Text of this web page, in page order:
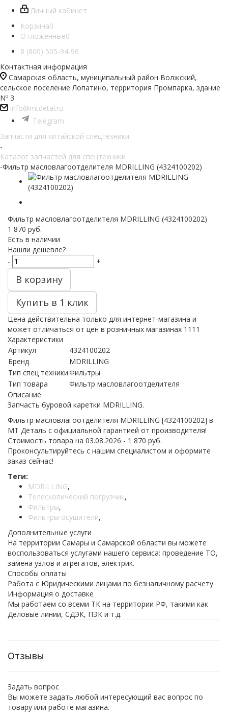
Личный кабинет
Корзина0
Отложенные0
8 (800) 505-94-96
Контактная информация
Самарская область, муниципальный район Волжский,
сельское поселение Лопатино, территория Промпарка, здание
Nº 3
info@mtdetal.ru
Telegram
Запчасти для китайской спецтехники
-
Каталог запчастей для спецтехники
-Фильтр масловлагоотделителя MDRILLING (4324100202)
Фильтр масловлагоотделителя MDRILLING (4324100202)
1 870 руб.
Есть в наличии
Нашли дешевле?
-
+
В корзину
Купить в 1 клик
Цена действительна только для интернет-магазина и
может отличаться от цен в розничных магазинах 1111
Характеристики
Артикул
4324100202
Бренд
MDRILLING
Тип спец техникиФильтры
Тип товара
Фильтр масловлагоотделителя
Описание
Запчасть буровой каретки MDRILLING.
Фильтр масловлагоотделителя MDRILLING [4324100202] в
МТ Деталь с официальной гарантией от производителя!
Стоимость товара на 03.08.2026 - 1 870 руб.
Проконсультируйтесь с нашим специалистом и оформите
заказ сейчас!
Теги:
MDRILLING,
Телескопический погрузчик,
Фильтры,
Фильтры осушители,
Дополнительные услуги
На территории Самары и Самарской области вы можете
воспользоваться услугами нашего сервиса: проведение ТО,
замена узлов и агрегатов, электрик.
Способы оплаты
Работа с Юридическими лицами по безналичному расчету
Информация о доставке
Мы работаем со всеми ТК на территории РФ, такими как
Деловые линии, СДЭК, ПЭК и т.д.
Отзывы
Задать вопрос
Вы можете задать любой интересующий вас вопрос по
товару или работе магазина.